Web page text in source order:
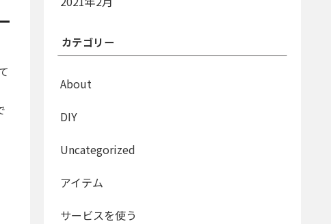
カテゴリー
About
DIY
Uncategorized
アイテム
サービスを使う